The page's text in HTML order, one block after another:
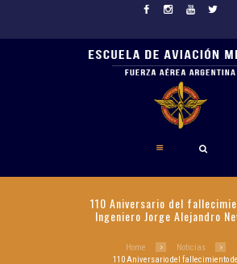
110 Aniversario del
Ingeniero Jorge Alejandro
Home
Noticias
110 Aniversario del fallecimiento